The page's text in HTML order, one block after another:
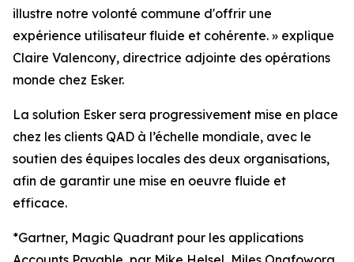
illustre notre volonté commune d'offrir une
expérience utilisateur fluide et cohérente. » explique
Claire Valencony, directrice adjointe des opérations
monde chez Esker.
La solution Esker sera progressivement mise en place
chez les clients QAD à l’échelle mondiale, avec le
soutien des équipes locales des deux organisations,
afin de garantir une mise en oeuvre fluide et
efficace.
*Gartner, Magic Quadrant pour les applications